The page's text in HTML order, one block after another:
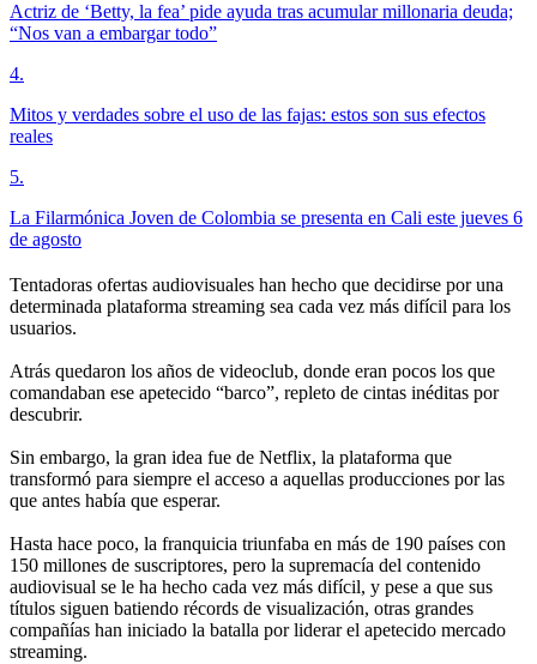
Actriz de ‘Betty, la fea’ pide ayuda tras acumular millonaria deuda;
“Nos van a embargar todo”
4.
Mitos y verdades sobre el uso de las fajas: estos son sus efectos
reales
5.
La Filarmónica Joven de Colombia se presenta en Cali este jueves 6
de agosto
Tentadoras ofertas audiovisuales han hecho que decidirse por una
determinada plataforma streaming sea cada vez más difícil para los
usuarios.
Atrás quedaron los años de videoclub, donde eran pocos los que
comandaban ese apetecido “barco”, repleto de cintas inéditas por
descubrir.
Sin embargo, la gran idea fue de Netflix, la plataforma que
transformó para siempre el acceso a aquellas producciones por las
que antes había que esperar.
Hasta hace poco, la franquicia triunfaba en más de 190 países con
150 millones de suscriptores, pero la supremacía del contenido
audiovisual se le ha hecho cada vez más difícil, y pese a que sus
títulos siguen batiendo récords de visualización, otras grandes
compañías han iniciado la batalla por liderar el apetecido mercado
streaming.